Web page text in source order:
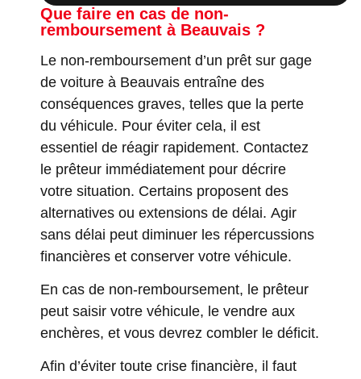
Que faire en cas de non-
remboursement à Beauvais ?
Le non-remboursement d’un prêt sur gage
de voiture à Beauvais entraîne des
conséquences graves, telles que la perte
du véhicule. Pour éviter cela, il est
essentiel de réagir rapidement. Contactez
le prêteur immédiatement pour décrire
votre situation. Certains proposent des
alternatives ou extensions de délai. Agir
sans délai peut diminuer les répercussions
financières et conserver votre véhicule.
En cas de non-remboursement, le prêteur
peut saisir votre véhicule, le vendre aux
enchères, et vous devrez combler le déficit.
Afin d’éviter toute crise financière, il faut